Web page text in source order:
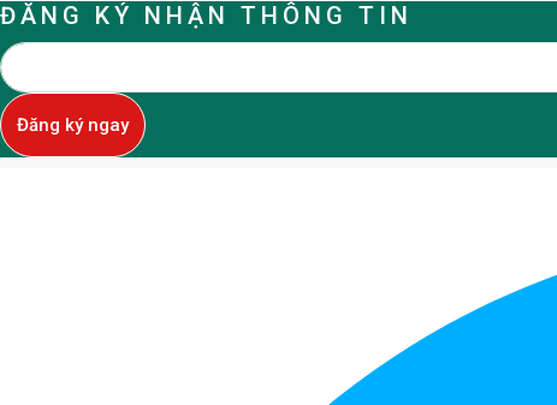
ĐĂNG KÝ NHẬN THÔNG TIN
Đăng ký ngay